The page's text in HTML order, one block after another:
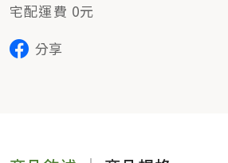
宅配運費 0元
分享